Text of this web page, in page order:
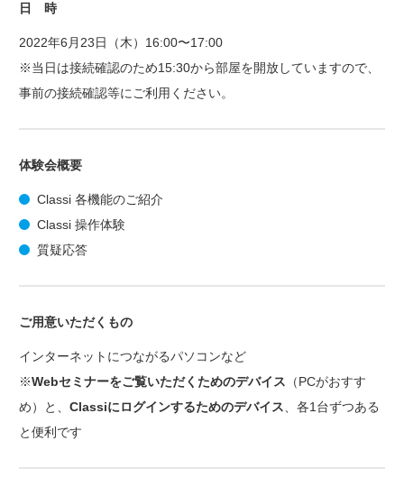
日 時
2022年6月23日（木）16:00〜17:00
※当日は接続確認のため15:30から部屋を開放していますので、
事前の接続確認等にご利用ください。
体験会概要
Classi 各機能のご紹介
Classi 操作体験
質疑応答
ご用意いただくもの
インターネットにつながるパソコンなど
※Webセミナーをご覧いただくためのデバイス （PCがおすす
め）と、 Classiにログインするためのデバイス、各1台ずつある
と便利です